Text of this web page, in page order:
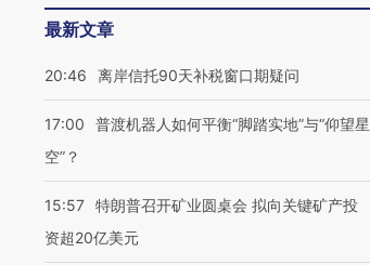
最新文章
20:46 离岸信托90天补税窗口期疑问
17:00
普渡机器人如何平衡“脚踏实地”与“仰望星
空”？
15:57 特朗普召开矿业圆桌会 拟向关键矿产投
资超20亿美元